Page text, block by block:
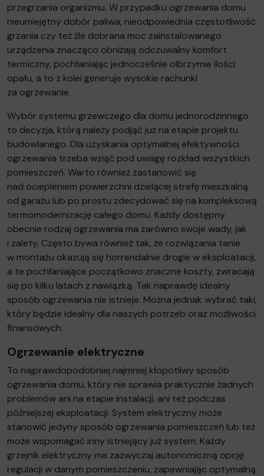
przegrzania organizmu. W przypadku ogrzewania domu
nieumiejętny dobór paliwa, nieodpowiednia częstotliwość
grzania czy też źle dobrana moc zainstalowanego
urządzenia znacząco obniżają odczuwalny komfort
termiczny, pochłaniając jednocześnie olbrzymie ilości
opału, a to z kolei generuje wysokie rachunki
za ogrzewanie.
Wybór systemu grzewczego dla domu jednorodzinnego
to decyzja, którą należy podjąć już na etapie projektu
budowlanego. Dla uzyskania optymalnej efektywności
ogrzewania trzeba wziąć pod uwagę rozkład wszystkich
pomieszczeń. Warto również zastanowić się
nad ociepleniem powierzchni dzielącej strefę mieszkalną
od garażu lub po prostu zdecydować się na kompleksową
termomodernizację całego domu. Każdy dostępny
obecnie rodzaj ogrzewania ma zarówno swoje wady, jak
i zalety. Często bywa również tak, że rozwiązania tanie
w montażu okazują się horrendalnie drogie w eksploatacji,
a te pochłaniające początkowo znaczne koszty, zwracają
się po kilku latach z nawiązką. Tak naprawdę idealny
sposób ogrzewania nie istnieje. Można jednak wybrać taki,
który będzie idealny dla naszych potrzeb oraz możliwości
finansowych.
Ogrzewanie elektryczne
To najprawdopodobniej najmniej kłopotliwy sposób
ogrzewania domu, który nie sprawia praktycznie żadnych
problemów ani na etapie instalacji, ani też podczas
późniejszej eksploatacji. System elektryczny może
stanowić jedyny sposób ogrzewania pomieszczeń lub też
może wspomagać inny istniejący już system. Każdy
grzejnik elektryczny ma zazwyczaj autonomiczną opcję
regulacji w danym pomieszczeniu, zapewniając optymalną